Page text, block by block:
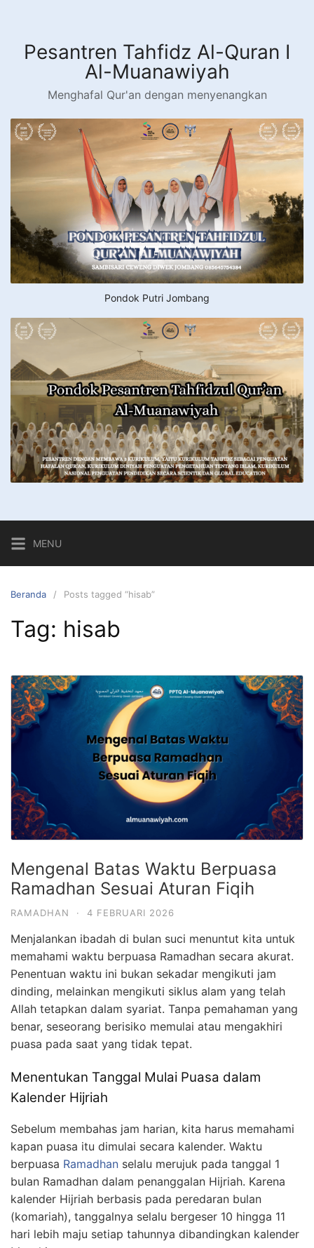
kontenPesantren Tahfidz Al-Quran I
Al-Muanawiyah
Menghafal Qur'an dengan menyenangkan
Pondok Putri Jombang
MENU
Beranda Posts tagged “hisab”
Tag: hisab
Mengenal Batas Waktu Berpuasa
Ramadhan Sesuai Aturan Fiqih
RAMADHAN · 4 FEBRUARI 2026
Menjalankan ibadah di bulan suci menuntut kita untuk
memahami waktu berpuasa Ramadhan secara akurat.
Penentuan waktu ini bukan sekadar mengikuti jam
dinding, melainkan mengikuti siklus alam yang telah
Allah tetapkan dalam syariat. Tanpa pemahaman yang
benar, seseorang berisiko memulai atau mengakhiri
puasa pada saat yang tidak tepat.
Menentukan Tanggal Mulai Puasa dalam
Kalender Hijriah
Sebelum membahas jam harian, kita harus memahami
kapan puasa itu dimulai secara kalender. Waktu
berpuasa Ramadhan selalu merujuk pada tanggal 1
bulan Ramadhan dalam penanggalan Hijriah. Karena
kalender Hijriah berbasis pada peredaran bulan
(komariah), tanggalnya selalu bergeser 10 hingga 11
hari lebih maju setiap tahunnya dibandingkan kalender